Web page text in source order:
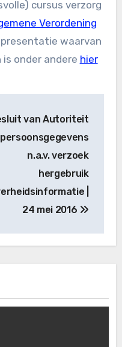
cursus verzorg
Verordening
presentatie waarvan
onder andere hier
van Autoriteit
persoonsgegevens
n.a.v. verzoek
hergebruik
|
24 mei 2016